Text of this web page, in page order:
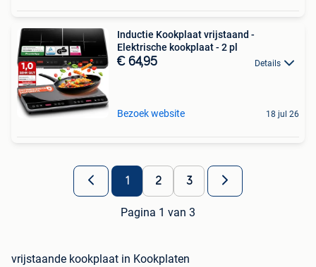
Inductie Kookplaat vrijstaand -
Elektrische kookplaat - 2 pl
€ 64,95 Details
Bezoek website 18 jul 26
1 2 3
Pagina 1 van 3
vrijstaande kookplaat in Kookplaten